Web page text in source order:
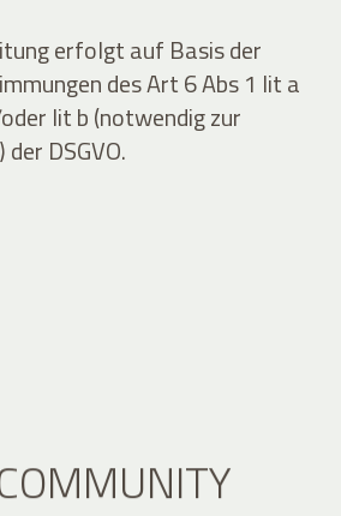
erfolgt auf Basis der
des Art 6 Abs 1 lit a
lit b (notwendig zur
DSGVO.